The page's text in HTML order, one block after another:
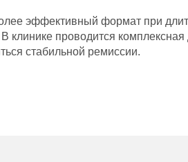
эффективный формат при
клинике проводится
стабильной ремиссии.